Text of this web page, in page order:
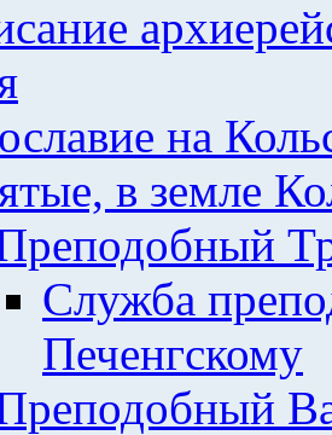
на
в земле
Служба
Печенгскому